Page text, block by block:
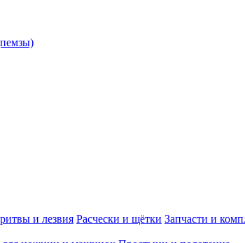
и лезвия Расчески и щётки Запчасти и